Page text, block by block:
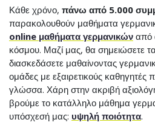
Κάθε χρόνο, πάνω από 5.000
παρακολουθούν μαθήματα
online μαθήματα γερμανικών από
κόσμου. Μαζί μας, θα σημειώσετε
διασκεδάσετε μαθαίνοντας
ομάδες με εξαιρετικούς καθηγητές
γλώσσα. Χάρη στην ακριβή
βρούμε το κατάλληλο μάθημα
υπόσχεσή μας: υψηλή ποιότητα.